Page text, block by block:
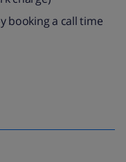
booking a call time